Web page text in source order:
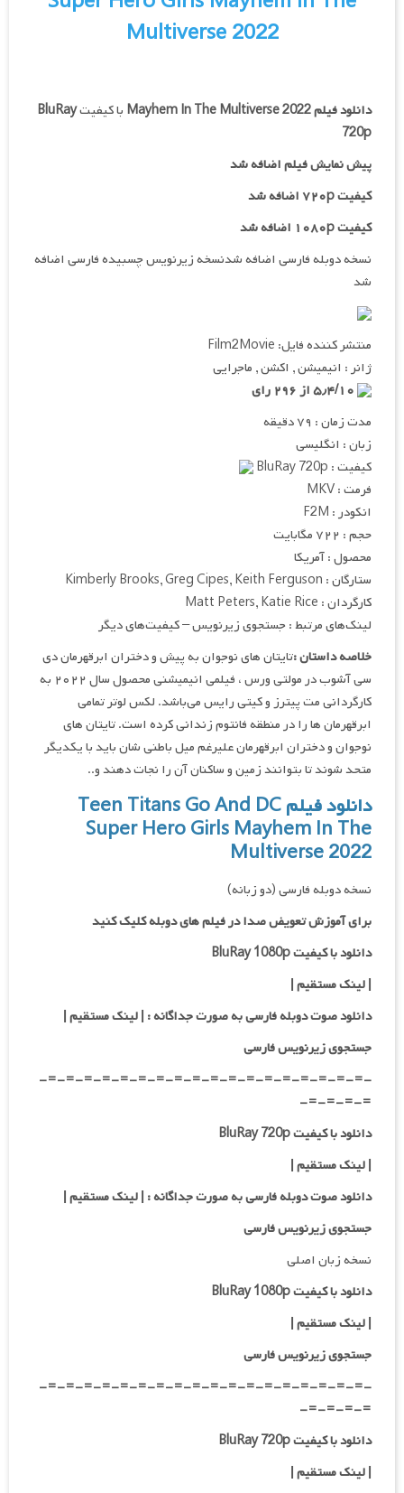
Multiverse 2022
دانلود فیلمMayhem In The Multiverse 2022 با کیفیتBluRay
720p
پیش نمایش فیلم اضافه شد
کیفیت ۷۲۰p اضافه شد
کیفیت ۱۰۸۰p اضافه شد
نسخه دوبله فارسی اضافه شدنسخه زیرنویس چسبیده فارسی اضافه
شد
منتشر کننده فایل: Film2Movie
ژانر : انیمیشن , اکشن , ماجرایی
مدت زمان : ۷۹ دقیقه
زبان : انگلیسی
کیفیت : BluRay 720p
فرمت : MKV
انکودر : F2M
حجم : ۷۲۲ مگابایت
محصول : آمریکا
ستارگان : Kimberly Brooks, Greg Cipes, Keith Ferguson
کارگردان : Matt Peters, Katie Rice
لینک‌های مرتبط : جستجوی زیرنویس – کیفیت‌های دیگر
خلاصه داستان :تایتان های نوجوان به پیش و دختران ابرقهرمان دی
سی آشوب در مولتی ورس ، فیلمی انیمیشنی محصول سال ۲۰۲۲ به
کارگردانی مت پیترز و کیتی رایس می‌باشد. لکس لوتر تمامی
ابرقهرمان ها را در منطقه فانتوم زندانی کرده است. تایتان های
نوجوان و دختران ابرقهرمان علیرغم میل باطنی شان باید با یکدیگر
متحد شوند تا بتوانند زمین و ساکنان آن را نجات دهند و..
دانلود فیلم Teen Titans Go And DC
Super Hero Girls Mayhem In The
Multiverse 2022
نسخه دوبله فارسی (دو زبانه)
برای آموزش تعویض صدا در فیلم های دوبله کلیک کنید
دانلود با کیفیت BluRay 1080p
|لینک مستقیم |
دانلود صوت دوبله فارسی به صورت جداگانه : | لینک مستقیم|
جستجوی زیرنویس فارسی
-=-=-=-=-=-=-=-=-=-=-=-=-=-=-=-=-=-=-
=-=-=-=-
دانلود با کیفیت BluRay 720p
| لینک مستقیم |
دانلود صوت دوبله فارسی به صورت جداگانه : | لینک مستقیم|
جستجوی زیرنویس فارسی
نسخه زبان اصلی
دانلود با کیفیت BluRay 1080p
| لینک مستقیم|
جستجوی زیرنویس فارسی
-=-=-=-=-=-=-=-=-=-=-=-=-=-=-=-=-=-=-
=-=-=-=-
دانلود با کیفیت BluRay 720p
| لینک مستقیم|